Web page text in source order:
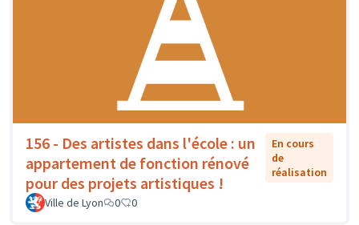
156 - Des artistes dans l'école : un
appartement de fonction rénové
pour des projets artistiques !
En cours
de
réalisation
Ville de Lyon 0 0